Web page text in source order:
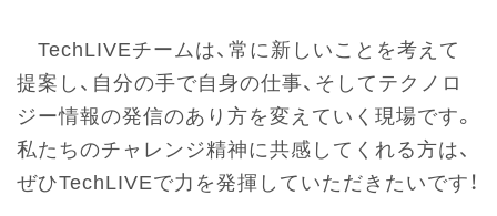
TechLIVEチームは、常に新しいことを考えて
提案し、自分の手で自身の仕事、そしてテクノロ
ジー情報の発信のあり方を変えていく現場です。
私たちのチャレンジ精神に共感してくれる方は、
ぜひTechLIVEで力を発揮していただきたいです！